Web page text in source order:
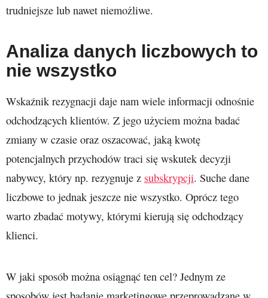
trudniejsze lub nawet niemożliwe.
Analiza danych liczbowych to
nie wszystko
Wskaźnik rezygnacji daje nam wiele informacji odnośnie
odchodzących klientów. Z jego użyciem można badać
zmiany w czasie oraz oszacować, jaką kwotę
potencjalnych przychodów traci się wskutek decyzji
nabywcy, który np. rezygnuje z subskrypcji. Suche dane
liczbowe to jednak jeszcze nie wszystko. Oprócz tego
warto zbadać motywy, którymi kierują się odchodzący
klienci.
W jaki sposób można osiągnąć ten cel? Jednym ze